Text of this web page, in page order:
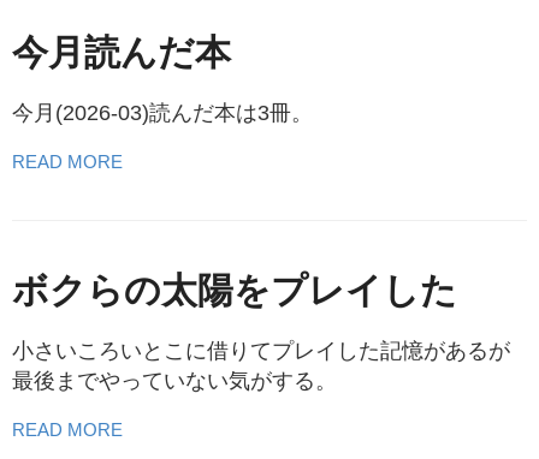
今月読んだ本
今月(2026-03)読んだ本は3冊。
READ MORE
ボクらの太陽をプレイした
小さいころいとこに借りてプレイした記憶があるが
最後までやっていない気がする。
READ MORE